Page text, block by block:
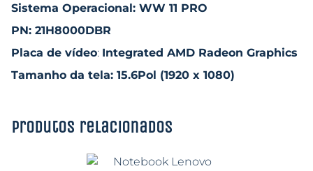
Sistema Operacional: WW 11 PRO
PN: 21H8000DBR
Placa de vídeo: Integrated AMD Radeon Graphics
Tamanho da tela: 15.6Pol (1920 x 1080)
Produtos relacionados